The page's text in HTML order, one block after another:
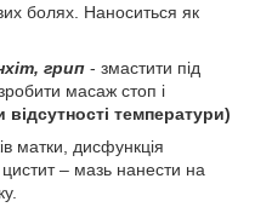
болях. Наноситься як
грип - змастити під
масаж стоп і
температури)
матки, дисфункція
цистит – мазь нанести на